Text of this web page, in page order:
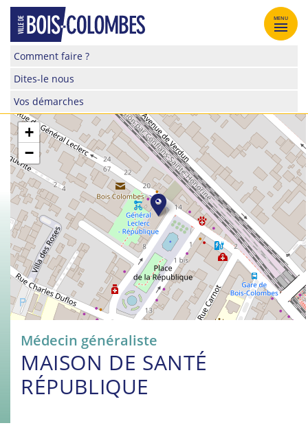
Skip
content
Site
de
la
de
Bois-
Colombes
Comment faire ?
Dites-le nous
Vos démarches
MENU
+
−
Médecin généraliste
MAISON DE SANTÉ
RÉPUBLIQUE